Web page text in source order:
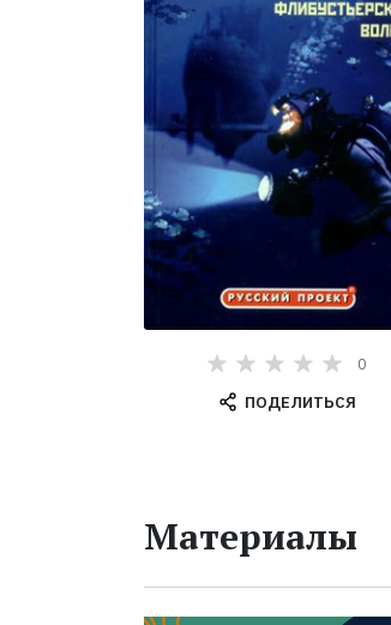
0
ПОДЕЛИТЬСЯ
Материалы